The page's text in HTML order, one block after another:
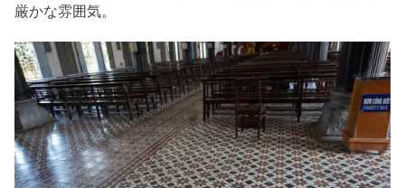
厳かな雰囲気。